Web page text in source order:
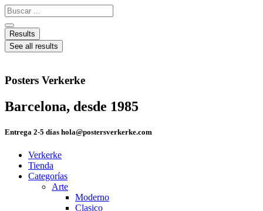
Ir
al
contenido
Search
...
Results
See all results
Posters Verkerke
Barcelona, desde 1985
Entrega 2-5 días hola@postersverkerke.com
Verkerke
Tienda
Categorías
Arte
Moderno
Clasico